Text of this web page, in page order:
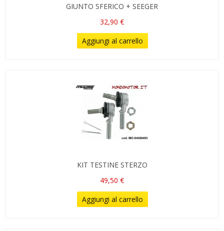
GIUNTO SFERICO + SEEGER
32,90 €
Aggiungi al carrello
KIT TESTINE STERZO
49,50 €
Aggiungi al carrello